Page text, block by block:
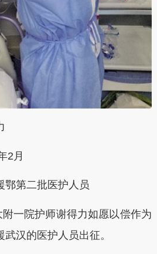
2月
第二批医护人员
院护师谢得力如愿以偿作为
汉的医护人员出征。